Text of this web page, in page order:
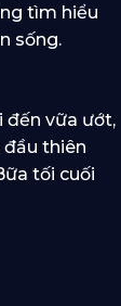
tìm hiểu
sống.
đến vữa ướt,
thiên
tối cuối